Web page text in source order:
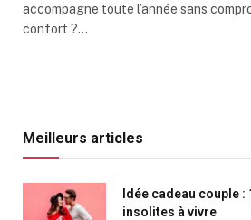
accompagne toute l’année sans
confort ?…
Meilleurs articles
Idée cadeau couple
insolites à vivre